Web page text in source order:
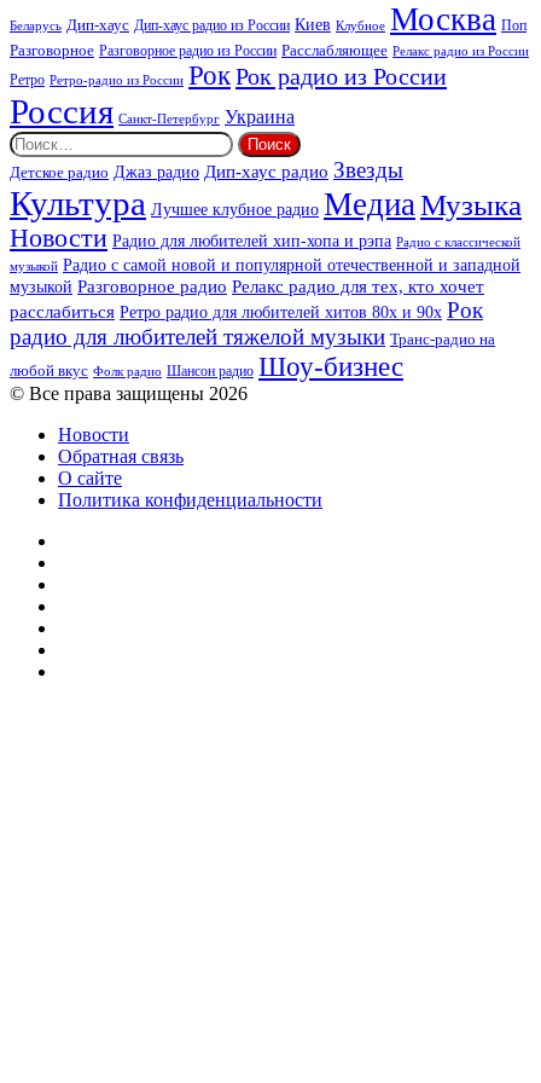
Беларусь Дип-хаус Дип-хаус радио из России Киев Клубное Москва Поп
Разговорное Разговорное радио из России Расслабляющее Релакс радио из России
Ретро Ретро-радио из России РокРок радио из России
Россия Санкт-Петербург Украина
Найти:
Детское радио Джаз радио Дип-хаус радио Звезды
Культура Лучшее клубное радио МедиаМузыка
Новости Радио для любителей хип-хопа и рэпа Радио с классической
музыкой Радио с самой новой и популярной отечественной и западной
музыкой Разговорное радио Релакс радио для тех, кто хочет
расслабиться Ретро радио для любителей хитов 80х и 90х Рок
радио для любителей тяжелой музыки Транс-радио на
любой вкус Фолк радио Шансон радио Шоу-бизнес
© Все права защищены 2026
Новости
Обратная связь
О сайте
Политика конфиденциальности